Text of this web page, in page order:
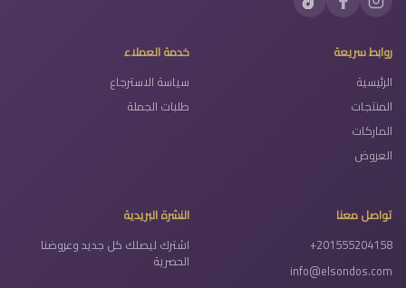
روابط سريعة
الرئيسية
المنتجات
الماركات
العروض
خدمة العملاء
سياسة الاسترجاع
طلبات الجملة
تواصل معنا
+201555204158
info@elsondos.com
النشرة البريدية
اشترك ليصلك كل جديد وعروضنا
الحصرية